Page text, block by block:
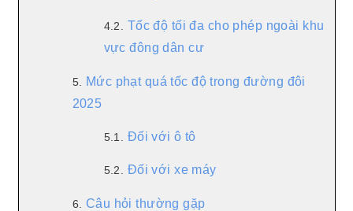
4.2. Tốc độ tối đa cho phép ngoài khu
vực đông dân cư
5.
Mức phạt quá tốc độ trong đường đôi
2025
5.1. Đối với ô tô
5.2. Đối với xe máy
6. Câu hỏi thường gặp